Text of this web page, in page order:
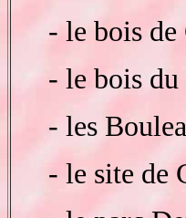
- le bois de
- le bois
- les
- le site de